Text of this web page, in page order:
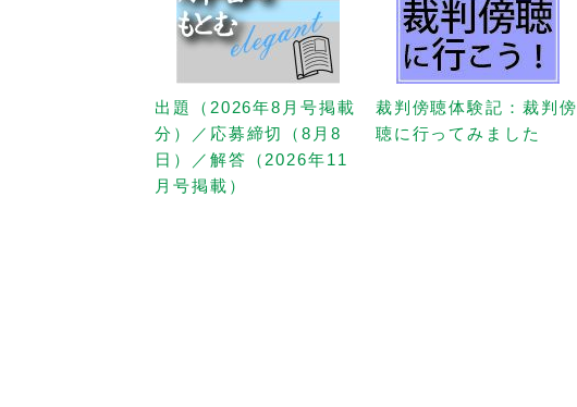
出題（2026年8月号掲載
分）／応募締切（8月8
日）／解答（2026年11
月号掲載）
裁判傍聴体験記：裁判傍
聴に行ってみました